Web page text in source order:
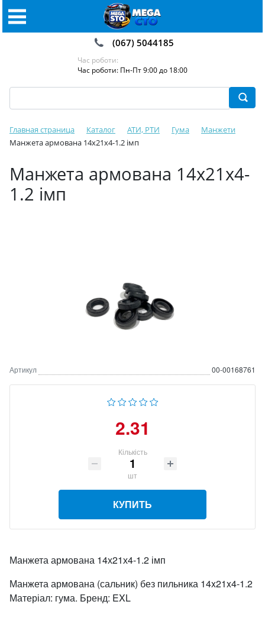
(067) 5044185
Час роботи:
Час роботи: Пн-Пт 9:00 до 18:00
Главная страница Каталог АТИ, РТИ Гума
Манжети
Манжета армована 14х21х4-1.2 імп
Манжета армована 14х21х4-
1.2 імп
Артикул 00-00168761
2.31
Кількість
шт
КУПИТЬ
Манжета армована 14х21х4-1.2 імп
Манжета армована (сальник) без пильника 14x21x4-1.2
Матеріал: гума. Бренд: EXL